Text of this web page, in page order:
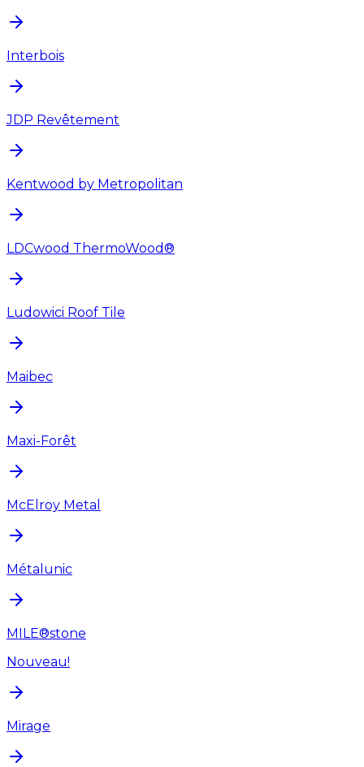
Interbois
JDP Revêtement
Kentwood by Metropolitan
LDCwood ThermoWood®
Ludowici Roof Tile
Maibec
Maxi-Forêt
McElroy Metal
Métalunic
MILE®stone
Nouveau!
Mirage